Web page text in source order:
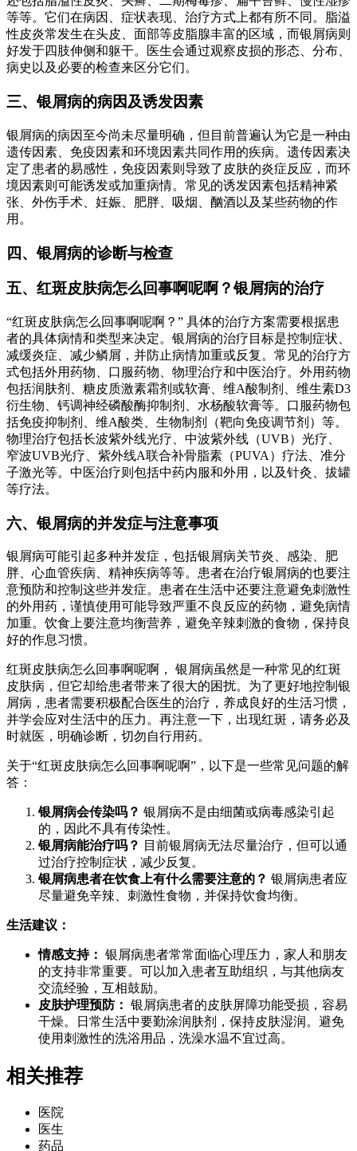
等等。它们在病因、症状表现、治疗方式上都有所不同。脂溢
性皮炎常发生在头皮、面部等皮脂腺丰富的区域，而银屑病则
好发于四肢伸侧和躯干。医生会通过观察皮损的形态、分布、
病史以及必要的检查来区分它们。
三、银屑病的病因及诱发因素
银屑病的病因至今尚未尽量明确，但目前普遍认为它是一种由
遗传因素、免疫因素和环境因素共同作用的疾病。遗传因素决
定了患者的易感性，免疫因素则导致了皮肤的炎症反应，而环
境因素则可能诱发或加重病情。常见的诱发因素包括精神紧
张、外伤手术、妊娠、肥胖、吸烟、酗酒以及某些药物的作
用。
四、银屑病的诊断与检查
五、红斑皮肤病怎么回事啊呢啊？银屑病的治疗
“红斑皮肤病怎么回事啊呢啊？” 具体的治疗方案需要根据患
者的具体病情和类型来决定。银屑病的治疗目标是控制症状、
减缓炎症、减少鳞屑，并防止病情加重或反复。常见的治疗方
式包括外用药物、口服药物、物理治疗和中医治疗。外用药物
包括润肤剂、糖皮质激素霜剂或软膏、维A酸制剂、维生素D3
衍生物、钙调神经磷酸酶抑制剂、水杨酸软膏等。口服药物包
括免疫抑制剂、维A酸类、生物制剂（靶向免疫调节剂）等。
物理治疗包括长波紫外线光疗、中波紫外线（UVB）光疗、
窄波UVB光疗、紫外线A联合补骨脂素（PUVA）疗法、准分
子激光等。中医治疗则包括中药内服和外用，以及针灸、拔罐
等疗法。
六、银屑病的并发症与注意事项
银屑病可能引起多种并发症，包括银屑病关节炎、感染、肥
胖、心血管疾病、精神疾病等等。患者在治疗银屑病的也要注
意预防和控制这些并发症。患者在生活中还要注意避免刺激性
的外用药，谨慎使用可能导致严重不良反应的药物，避免病情
加重。饮食上要注意均衡营养，避免辛辣刺激的食物，保持良
好的作息习惯。
红斑皮肤病怎么回事啊呢啊， 银屑病虽然是一种常见的红斑
皮肤病，但它却给患者带来了很大的困扰。为了更好地控制银
屑病，患者需要积极配合医生的治疗，养成良好的生活习惯，
并学会应对生活中的压力。再注意一下，出现红斑，请务必及
时就医，明确诊断，切勿自行用药。
关于“红斑皮肤病怎么回事啊呢啊”，以下是一些常见问题的解
答：
银屑病会传染吗？ 银屑病不是由细菌或病毒感染引起
的，因此不具有传染性。
银屑病能治疗吗？ 目前银屑病无法尽量治疗，但可以通
过治疗控制症状，减少反复。
银屑病患者在饮食上有什么需要注意的？ 银屑病患者应
尽量避免辛辣、刺激性食物，并保持饮食均衡。
生活建议：
情感支持： 银屑病患者常常面临心理压力，家人和朋友
的支持非常重要。可以加入患者互助组织，与其他病友
交流经验，互相鼓励。
皮肤护理预防： 银屑病患者的皮肤屏障功能受损，容易
干燥。日常生活中要勤涂润肤剂，保持皮肤湿润。避免
使用刺激性的洗浴用品，洗澡水温不宜过高。
相关推荐
医院
医生
药品